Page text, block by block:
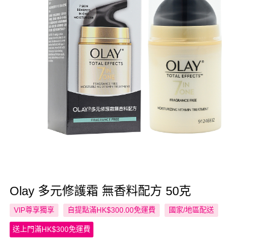
Olay 多元修護霜 無香料配方 50克
VIP尊享獨享 自提點滿HK$300.00免運費 國家/地區配送
送上門滿HK$300免運費